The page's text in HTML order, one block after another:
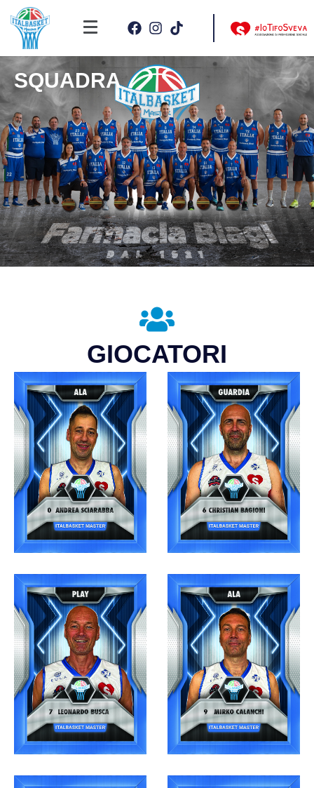
SQUADRA
GIOCATORI